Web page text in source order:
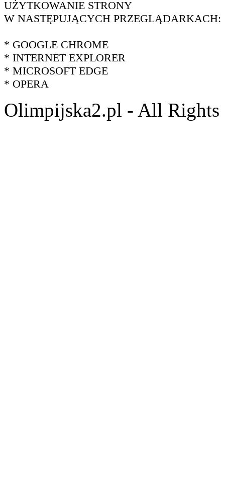
UŻYTKOWANIE STRONY
W NASTĘPUJĄCYCH PRZEGLĄDARKACH:
* GOOGLE CHROME
* INTERNET EXPLORER
* MICROSOFT EDGE
* OPERA
Olimpijska2.pl - All Rights